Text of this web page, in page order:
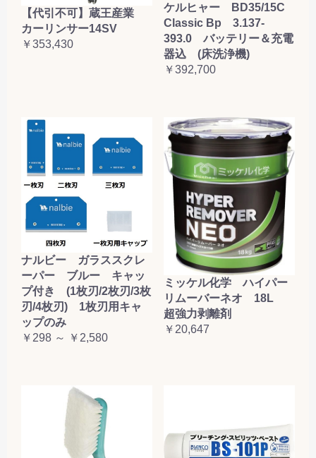
【代引不可】蔵王産業
カーリンサー14SV
￥353,430
ケルヒャー BD35/15C
Classic Bp 3.137-
393.0 バッテリー＆充電
器込 (床洗浄機)
￥392,700
ナルビー ガラススクレ
ーパー ブルー キャッ
プ付き (1枚刃/2枚刃/3枚
刃/4枚刃) 1枚刃用キャ
ップのみ
￥298 ～ ￥2,580
ミッケル化学 ハイパー
リムーバーネオ 18L
超強力剥離剤
￥20,647